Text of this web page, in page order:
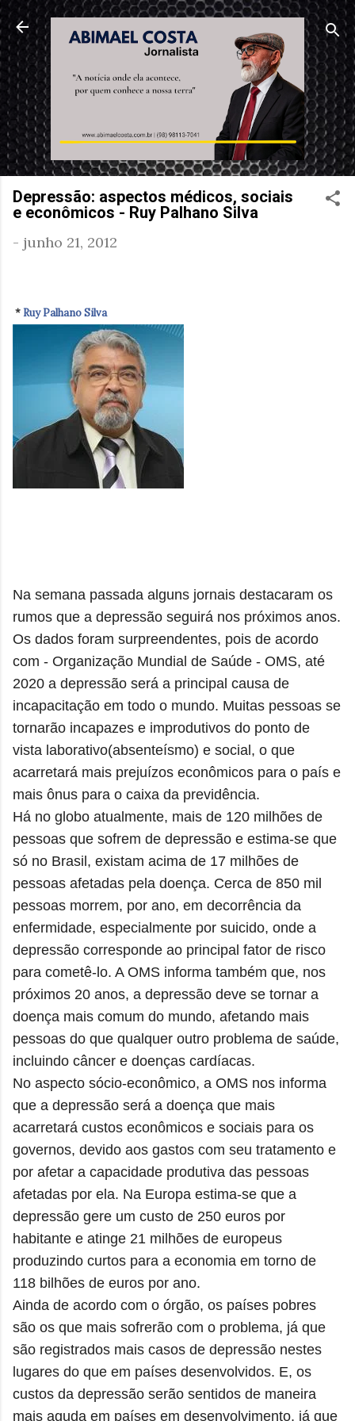
Pular para o conteúdo principal
Depressão: aspectos médicos, sociais
e econômicos - Ruy Palhano Silva
- junho 21, 2012
*Ruy Palhano Silva
Na semana passada alguns jornais destacaram os
rumos que a depressão seguirá nos próximos anos.
Os dados foram surpreendentes, pois de acordo
com - Organização Mundial de Saúde - OMS, até
2020 a depressão será a principal causa de
incapacitação em todo o mundo. Muitas pessoas se
tornarão incapazes e improdutivos do ponto de
vista laborativo(absenteísmo) e social, o que
acarretará mais prejuízos econômicos para o país e
mais ônus para o caixa da previdência.
Há no globo atualmente, mais de 120 milhões de
pessoas que sofrem de depressão e estima-se que
só no Brasil, existam acima de 17 milhões de
pessoas afetadas pela doença. Cerca de 850 mil
pessoas morrem, por ano, em decorrência da
enfermidade, especialmente por suicido, onde a
depressão corresponde ao principal fator de risco
para cometê-lo. A OMS informa também que, nos
próximos 20 anos, a depressão deve se tornar a
doença mais comum do mundo, afetando mais
pessoas do que qualquer outro problema de saúde,
incluindo câncer e doenças cardíacas.
No aspecto sócio-econômico, a OMS nos informa
que a depressão será a doença que mais
acarretará custos econômicos e sociais para os
governos, devido aos gastos com seu tratamento e
por afetar a capacidade produtiva das pessoas
afetadas por ela. Na Europa estima-se que a
depressão gere um custo de 250 euros por
habitante e atinge 21 milhões de europeus
produzindo curtos para a economia em torno de
118 bilhões de euros por ano.
Ainda de acordo com o órgão, os países pobres
são os que mais sofrerão com o problema, já que
são registrados mais casos de depressão nestes
lugares do que em países desenvolvidos. E, os
custos da depressão serão sentidos de maneira
mais aguda em países em desenvolvimento, já que